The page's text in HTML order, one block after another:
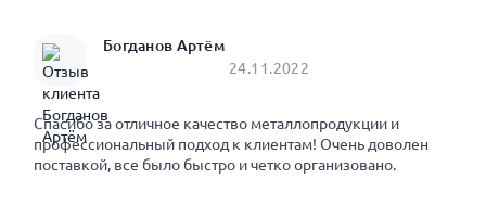
Богданов Артём
24.11.2022
Спасибо за отличное качество металлопродукции и
профессиональный подход к клиентам! Очень доволен
поставкой, все было быстро и четко организовано.